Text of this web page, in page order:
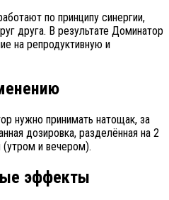
по принципу синергии,
друга. В результате Доминатор
на репродуктивную и
нужно принимать натощак, за
дозировка, разделённая на 2
и вечером).
эффекты